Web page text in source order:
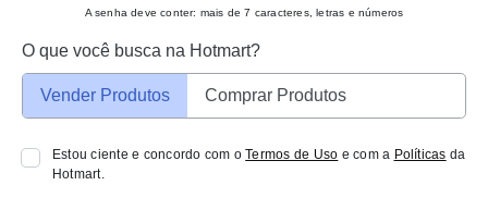
A senha deve conter: mais de 7 caracteres, letras e números
O que você busca na Hotmart?
Vender Produtos Comprar Produtos
Estou ciente e concordo com oTermos de Uso e com a Políticas da
Hotmart.